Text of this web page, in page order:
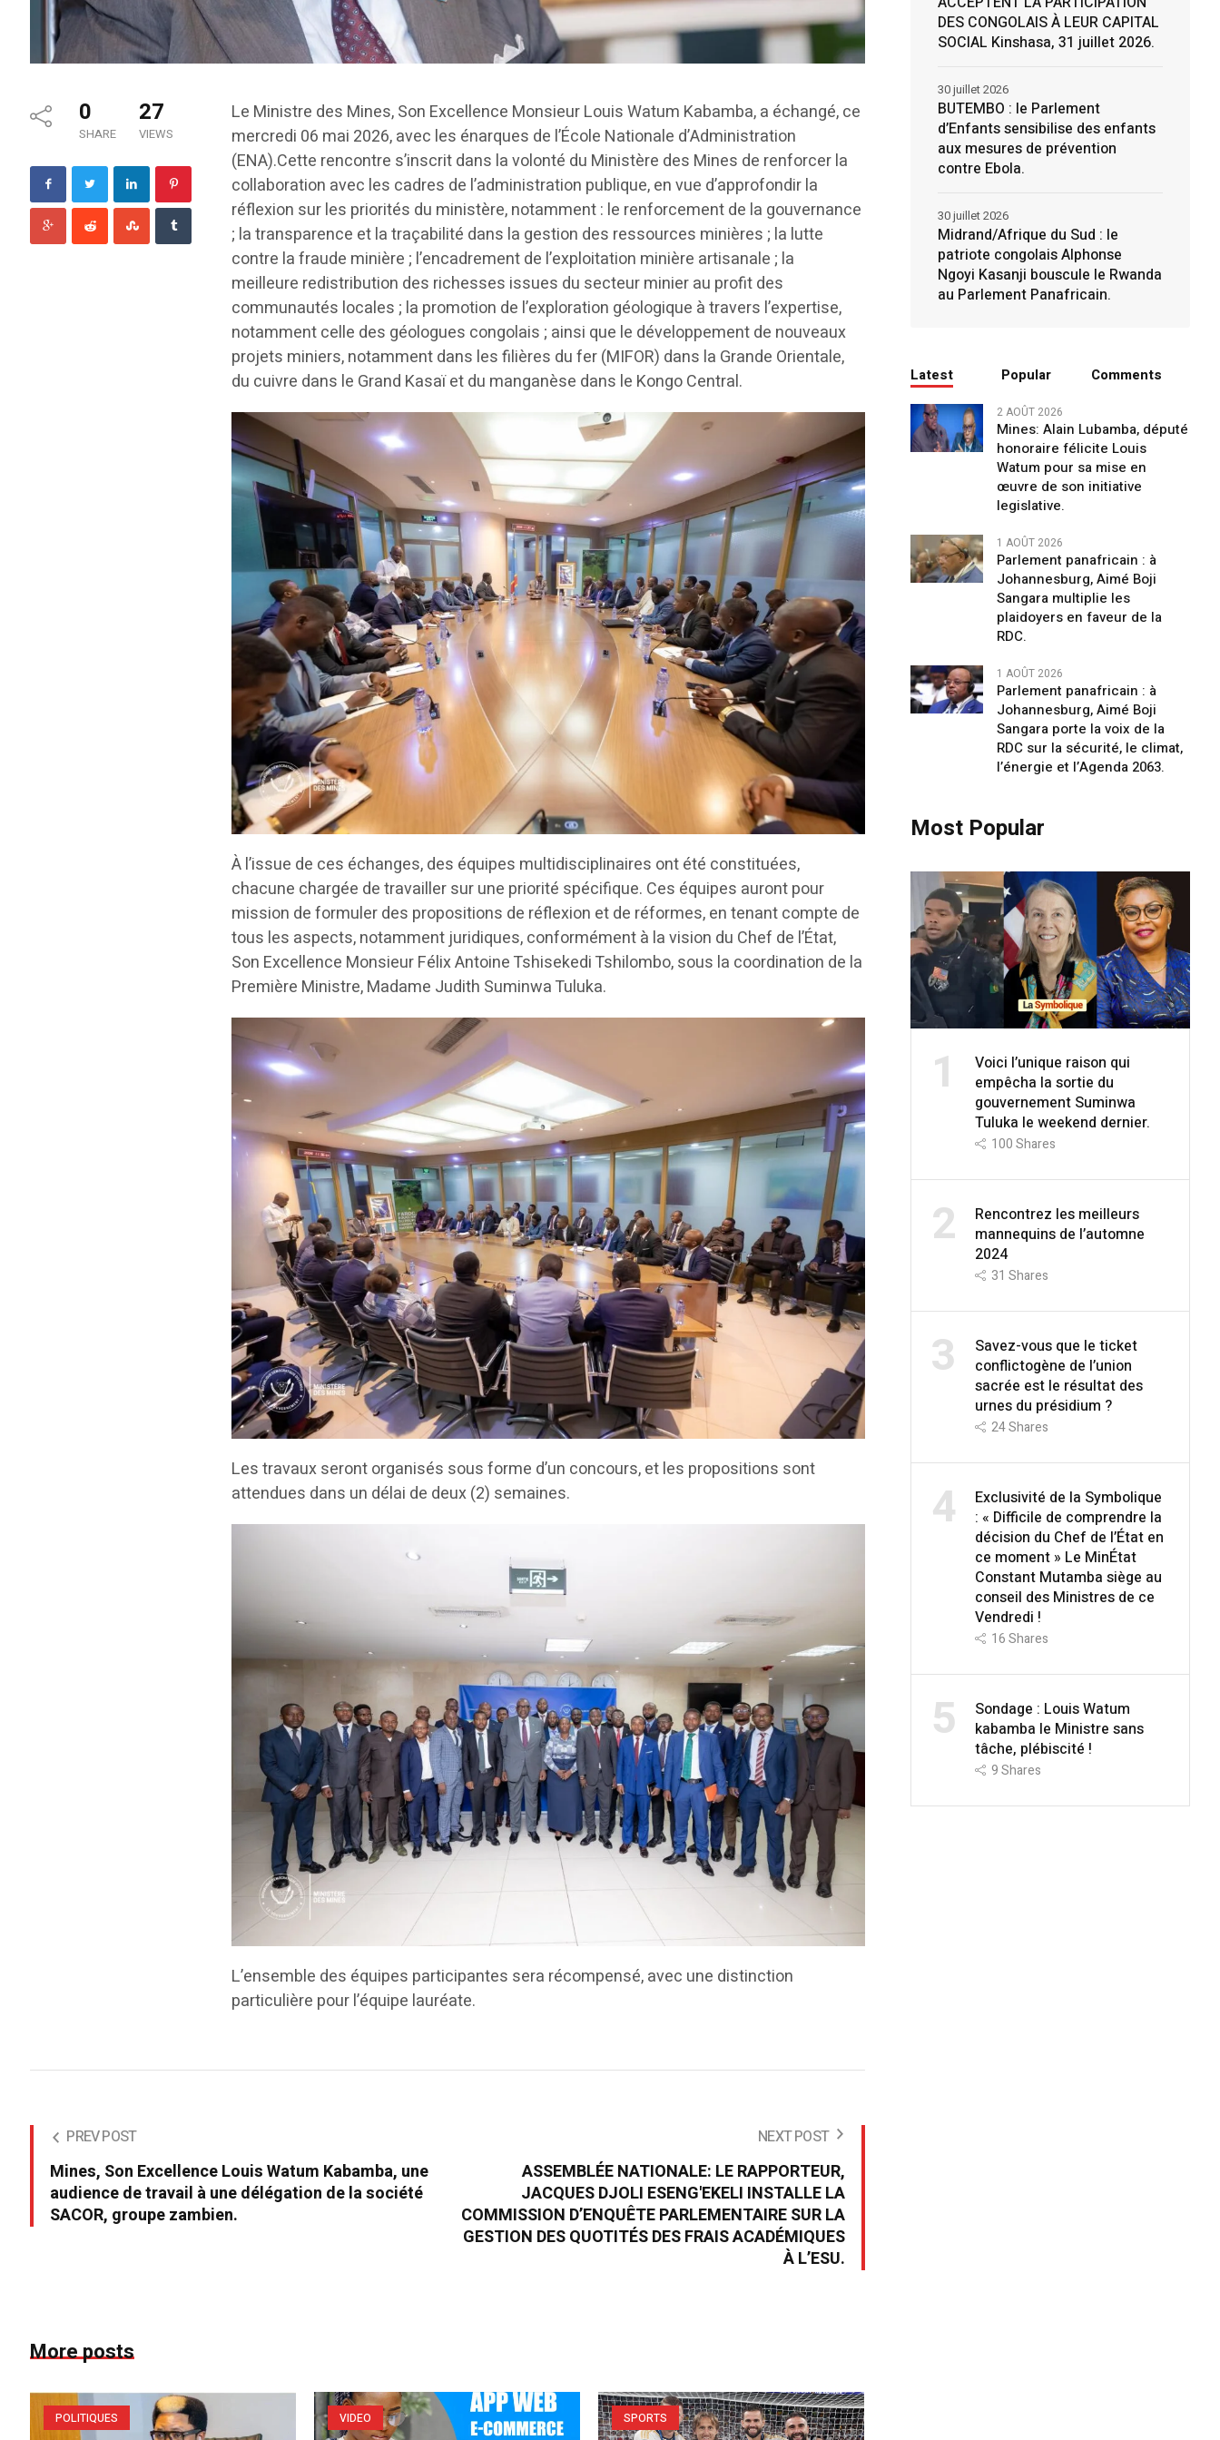
0
SHARE
27
VIEWS
Le Ministre des Mines, Son Excellence Monsieur Louis Watum Kabamba, a échangé, ce
mercredi 06 mai 2026, avec les énarques de l’École Nationale d’Administration
(ENA).Cette rencontre s’inscrit dans la volonté du Ministère des Mines de renforcer la
collaboration avec les cadres de l’administration publique, en vue d’approfondir la
réflexion sur les priorités du ministère, notamment : le renforcement de la gouvernance
; la transparence et la traçabilité dans la gestion des ressources minières ; la lutte
contre la fraude minière ; l’encadrement de l’exploitation minière artisanale ; la
meilleure redistribution des richesses issues du secteur minier au profit des
communautés locales ; la promotion de l’exploration géologique à travers l’expertise,
notamment celle des géologues congolais ; ainsi que le développement de nouveaux
projets miniers, notamment dans les filières du fer (MIFOR) dans la Grande Orientale,
du cuivre dans le Grand Kasaï et du manganèse dans le Kongo Central.
À l’issue de ces échanges, des équipes multidisciplinaires ont été constituées,
chacune chargée de travailler sur une priorité spécifique. Ces équipes auront pour
mission de formuler des propositions de réflexion et de réformes, en tenant compte de
tous les aspects, notamment juridiques, conformément à la vision du Chef de l’État,
Son Excellence Monsieur Félix Antoine Tshisekedi Tshilombo, sous la coordination de la
Première Ministre, Madame Judith Suminwa Tuluka.
Les travaux seront organisés sous forme d’un concours, et les propositions sont
attendues dans un délai de deux (2) semaines.
L’ensemble des équipes participantes sera récompensé, avec une distinction
particulière pour l’équipe lauréate.
PREV POST
Mines, Son Excellence Louis Watum Kabamba, une
audience de travail à une délégation de la société
SACOR, groupe zambien.
NEXT POST
ASSEMBLÉE NATIONALE: LE RAPPORTEUR,
JACQUES DJOLI ESENG'EKELI INSTALLE LA
COMMISSION D’ENQUÊTE PARLEMENTAIRE SUR LA
GESTION DES QUOTITÉS DES FRAIS ACADÉMIQUES
À L’ESU.
More posts
POLITIQUES VIDEO SPORTS
DES CONGOLAIS À LEUR CAPITAL
SOCIAL Kinshasa, 31 juillet 2026.
BUTEMBO : le Parlement
d’Enfants sensibilise des enfants
aux mesures de prévention
contre Ebola.
30 juillet 2026
Midrand/Afrique du Sud : le
patriote congolais Alphonse
Ngoyi Kasanji bouscule le Rwanda
au Parlement Panafricain.
30 juillet 2026
Latest Popular Comments
2 AOÛT 2026
Mines: Alain Lubamba, député
honoraire félicite Louis
Watum pour sa mise en
œuvre de son initiative
legislative.
1 AOÛT 2026
Parlement panafricain : à
Johannesburg, Aimé Boji
Sangara multiplie les
plaidoyers en faveur de la
RDC.
1 AOÛT 2026
Parlement panafricain : à
Johannesburg, Aimé Boji
Sangara porte la voix de la
RDC sur la sécurité, le climat,
l’énergie et l’Agenda 2063.
Most Popular
1
Voici l’unique raison qui
empêcha la sortie du
gouvernement Suminwa
Tuluka le weekend dernier.
100Shares
2
Rencontrez les meilleurs
mannequins de l’automne
2024
31 Shares
3
Savez-vous que le ticket
conflictogène de l’union
sacrée est le résultat des
urnes du présidium ?
24Shares
4
Exclusivité de la Symbolique
: « Difficile de comprendre la
décision du Chef de l’État en
ce moment » Le MinÉtat
Constant Mutamba siège au
conseil des Ministres de ce
Vendredi !
16Shares
5
Sondage : Louis Watum
kabamba le Ministre sans
tâche, plébiscité !
9Shares